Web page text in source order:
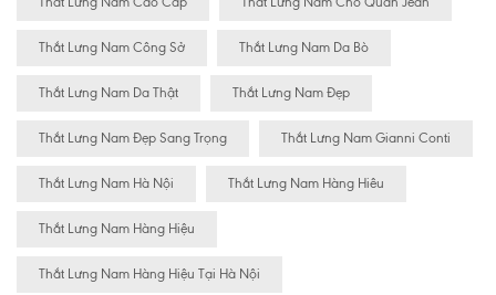
Thắt Lưng Nam Công Sở Thắt Lưng Nam Da Bò
Thắt Lưng Nam Da Thật Thắt Lưng Nam Đẹp
Thắt Lưng Nam Đẹp Sang Trọng Thắt Lưng Nam Gianni Conti
Thắt Lưng Nam Hà Nội Thắt Lưng Nam Hàng Hiêu
Thắt Lưng Nam Hàng Hiệu
Thắt Lưng Nam Hàng Hiệu Tại Hà Nội